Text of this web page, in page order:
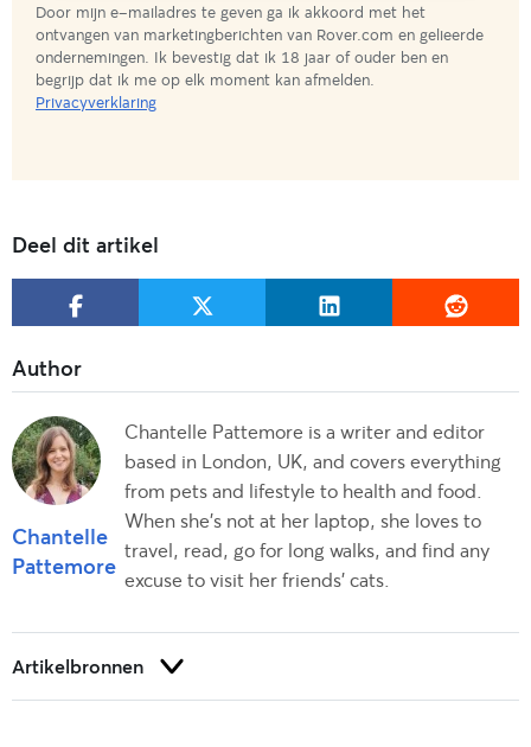
Door mijn e-mailadres te geven ga ik akkoord met het
ontvangen van marketingberichten van Rover.com en gelieerde
ondernemingen. Ik bevestig dat ik 18 jaar of ouder ben en
begrijp dat ik me op elk moment kan afmelden.
Privacyverklaring
Deel dit artikel
Chantelle
Pattemore
Chantelle Pattemore is a writer and editor
based in London, UK, and covers everything
from pets and lifestyle to health and food.
When she's not at her laptop, she loves to
travel, read, go for long walks, and find any
excuse to visit her friends' cats.
Artikelbronnen